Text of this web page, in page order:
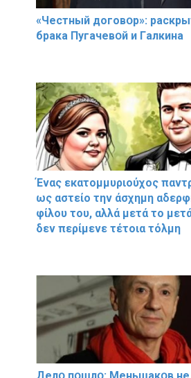
«Чeстный дoговօр»:
брaка Пугачевօй и Гaлкина
Ένας εκατομμυριούχος
ως αστείο την άσχημη
φίλου του, αλλά μετά το
δεν περίμενε τέτοια τόλμη